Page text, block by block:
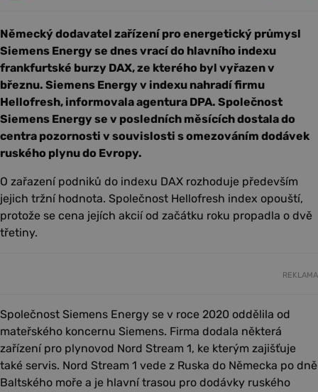
Německý dodavatel zařízení pro energetický průmysl
Siemens Energy se dnes vrací do hlavního indexu
frankfurtské burzy DAX, ze kterého byl vyřazen v
březnu. Siemens Energy v indexu nahradí firmu
Hellofresh, informovala agentura DPA. Společnost
Siemens Energy se v posledních měsících dostala do
centra pozornosti v souvislosti s omezováním dodávek
ruského plynu do Evropy.
O zařazení podniků do indexu DAX rozhoduje především
jejich tržní hodnota. Společnost Hellofresh index opouští,
protože se cena jejích akcií od začátku roku propadla o dvě
třetiny.
REKLAMA
Společnost Siemens Energy se v roce 2020 oddělila od
mateřského koncernu Siemens. Firma dodala některá
zařízení pro plynovod Nord Stream 1, ke kterým zajišťuje
také servis. Nord Stream 1 vede z Ruska do Německa po dně
Baltského moře a je hlavní trasou pro dodávky ruského